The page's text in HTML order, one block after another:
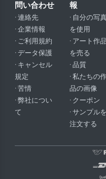
問い合わせ
· 連絡先
· 企業情報
· ご利用規約
· データ保護
· キャンセル
規定
· 苦情
· 弊社につい
て
報
· 自分の写
を使用
· アート作品
を売る
· 品質
· 私たちの
品の画像
· クーポン
· サンプルを
注文する